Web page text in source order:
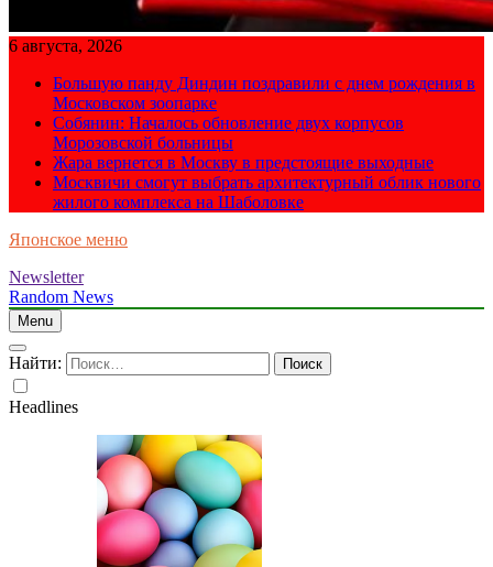
6 августа, 2026
Большую панду Диндин поздравили с днем рождения в
Московском зоопарке
Собянин: Началось обновление двух корпусов
Морозовской больницы
Жара вернется в Москву в предстоящие выходные
Москвичи смогут выбрать архитектурный облик нового
жилого комплекса на Шаболовке
Японское меню
Newsletter
Random News
Menu
Найти:
Headlines